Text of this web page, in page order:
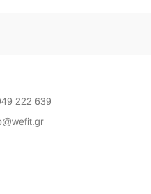
222 639